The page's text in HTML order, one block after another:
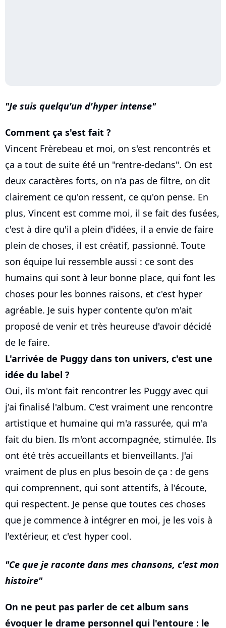
Je suis quelqu'un d'hyper intense
Comment ça s'est fait ?
Vincent Frèrebeau et moi, on s'est rencontrés et
ça a tout de suite été un "rentre-dedans". On est
deux caractères forts, on n'a pas de filtre, on dit
clairement ce qu'on ressent, ce qu'on pense. En
plus, Vincent est comme moi, il se fait des fusées,
c'est à dire qu'il a plein d'idées, il a envie de faire
plein de choses, il est créatif, passionné. Toute
son équipe lui ressemble aussi : ce sont des
humains qui sont à leur bonne place, qui font les
choses pour les bonnes raisons, et c'est hyper
agréable. Je suis hyper contente qu'on m'ait
proposé de venir et très heureuse d'avoir décidé
de le faire.
L'arrivée de Puggy dans ton univers, c'est une
idée du label ?
Oui, ils m'ont fait rencontrer les Puggy avec qui
j'ai finalisé l'album. C'est vraiment une rencontre
artistique et humaine qui m'a rassurée, qui m'a
fait du bien. Ils m'ont accompagnée, stimulée. Ils
ont été très accueillants et bienveillants. J'ai
vraiment de plus en plus besoin de ça : de gens
qui comprennent, qui sont attentifs, à l'écoute,
qui respectent. Je pense que toutes ces choses
que je commence à intégrer en moi, je les vois à
l'extérieur, et c'est hyper cool.
Ce que je raconte dans mes chansons, c'est mon
histoire
On ne peut pas parler de cet album sans
évoquer le drame personnel qui l'entoure : le